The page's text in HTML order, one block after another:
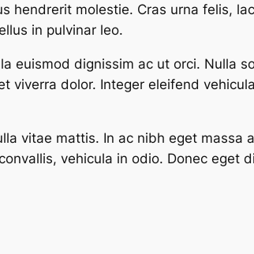
hendrerit molestie. Cras urna felis,
in pulvinar leo.
euismod dignissim ac ut orci. Nulla
viverra dolor. Integer eleifend
vitae mattis. In ac nibh eget massa
vehicula in odio. Donec eget